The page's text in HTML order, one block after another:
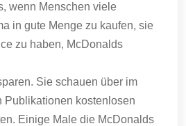
wenn Menschen viele
in gute Menge zu kaufen, sie
zu haben, McDonalds
Sie schauen über im
Publikationen kostenlosen
Einige Male die McDonalds